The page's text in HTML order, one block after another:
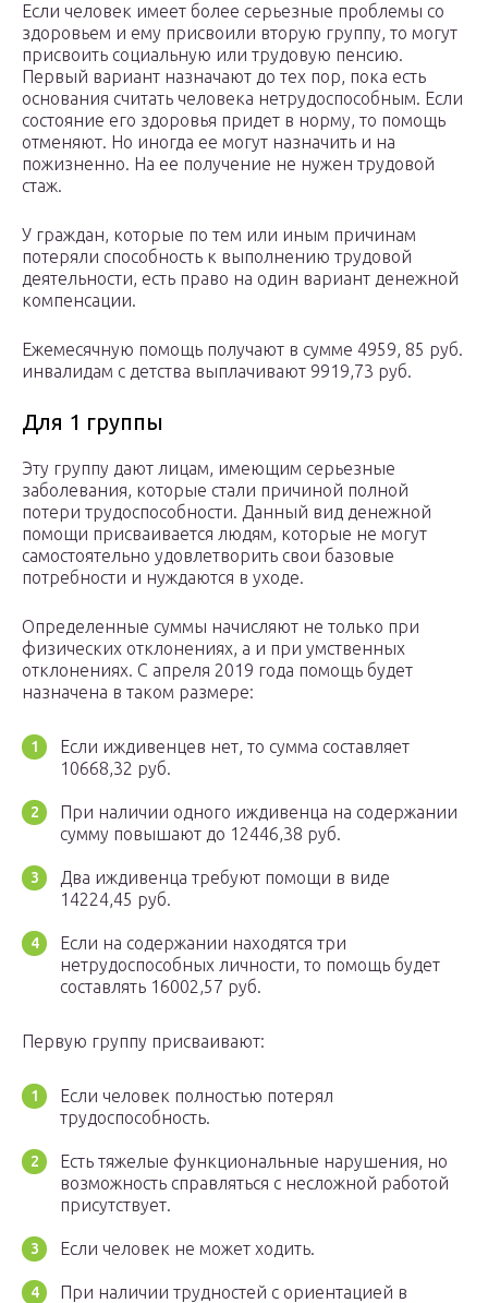
Если человек имеет более серьезные проблемы со
здоровьем и ему присвоили вторую группу, то могут
присвоить социальную или трудовую пенсию.
Первый вариант назначают до тех пор, пока есть
основания считать человека нетрудоспособным. Если
состояние его здоровья придет в норму, то помощь
отменяют. Но иногда ее могут назначить и на
пожизненно. На ее получение не нужен трудовой
стаж.
У граждан, которые по тем или иным причинам
потеряли способность к выполнению трудовой
деятельности, есть право на один вариант денежной
компенсации.
Ежемесячную помощь получают в сумме 4959, 85 руб.
инвалидам с детства выплачивают 9919,73 руб.
Для 1 группы
Эту группу дают лицам, имеющим серьезные
заболевания, которые стали причиной полной
потери трудоспособности. Данный вид денежной
помощи присваивается людям, которые не могут
самостоятельно удовлетворить свои базовые
потребности и нуждаются в уходе.
Определенные суммы начисляют не только при
физических отклонениях, а и при умственных
отклонениях. С апреля 2019 года помощь будет
назначена в таком размере:
Если иждивенцев нет, то сумма составляет
10668,32 руб.
При наличии одного иждивенца на содержании
сумму повышают до 12446,38 руб.
Два иждивенца требуют помощи в виде
14224,45 руб.
Если на содержании находятся три
нетрудоспособных личности, то помощь будет
составлять 16002,57 руб.
Первую группу присваивают:
Если человек полностью потерял
трудоспособность.
Есть тяжелые функциональные нарушения, но
возможность справляться с несложной работой
присутствует.
Если человек не может ходить.
При наличии трудностей с ориентацией в